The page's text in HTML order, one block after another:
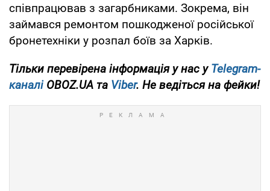
співпрацював з загарбниками. Зокрема, він
займався ремонтом пошкодженої російської
бронетехніки у розпал боїв за Харків.
Тільки перевірена інформація у нас уTelegram-
каналіOBOZ.UA та Viber. Не ведіться на фейки!